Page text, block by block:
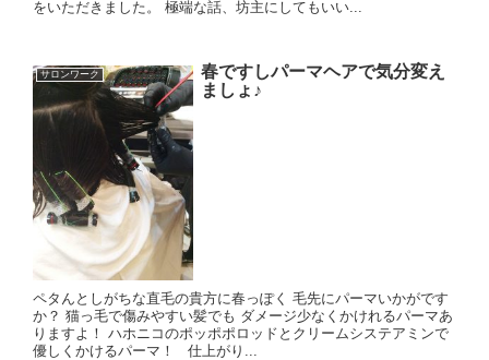
をいただきました。 極端な話、坊主にしてもいい...
サロンワーク
春ですしパーマヘアで気分変え
ましょ♪
ペタんとしがちな直毛の貴方に春っぽく 毛先にパーマいかがです
か？ 猫っ毛で傷みやすい髪でも ダメージ少なくかけれるパーマあ
りますよ！ ハホニコのポッポポロッドとクリームシステアミンで
優しくかけるパーマ！ 仕上がり...